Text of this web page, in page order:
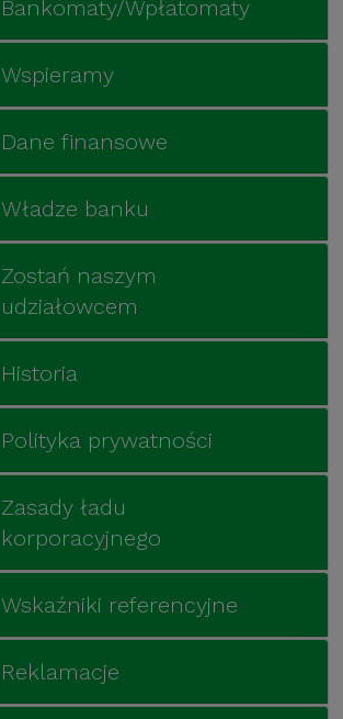
Bankomaty/Wpłatomaty
Wspieramy
Dane finansowe
Władze banku
Zostań naszym
udziałowcem
Historia
Polityka prywatności
Zasady ładu
korporacyjnego
Wskaźniki referencyjne
Reklamacje